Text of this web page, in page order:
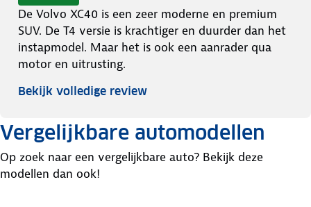
De Volvo XC40 is een zeer moderne en premium
SUV. De T4 versie is krachtiger en duurder dan het
instapmodel. Maar het is ook een aanrader qua
motor en uitrusting.
Bekijk volledige review
Vergelijkbare automodellen
Op zoek naar een vergelijkbare auto? Bekijk deze
modellen dan ook!